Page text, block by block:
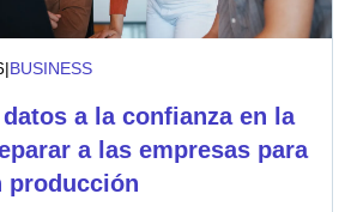
|BUSINESS
a la confianza en la
a las empresas para
producción